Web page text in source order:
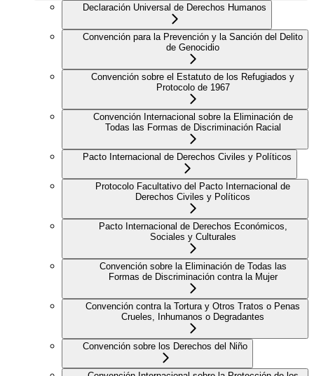
Declaración Universal de Derechos Humanos
Convención para la Prevención y la Sanción del Delito
de Genocidio
Convención sobre el Estatuto de los Refugiados y
Protocolo de 1967
Convención Internacional sobre la Eliminación de
Todas las Formas de Discriminación Racial
Pacto Internacional de Derechos Civiles y Políticos
Protocolo Facultativo del Pacto Internacional de
Derechos Civiles y Políticos
Pacto Internacional de Derechos Económicos,
Sociales y Culturales
Convención sobre la Eliminación de Todas las
Formas de Discriminación contra la Mujer
Convención contra la Tortura y Otros Tratos o Penas
Crueles, Inhumanos o Degradantes
Convención sobre los Derechos del Niño